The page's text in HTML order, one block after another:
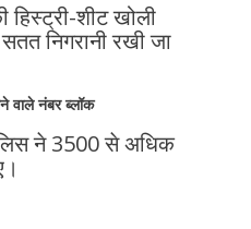
हिस्ट्री-शीट खोली
निगरानी रखी जा
वाले नंबर ब्लॉक
ने 3500 से अधिक